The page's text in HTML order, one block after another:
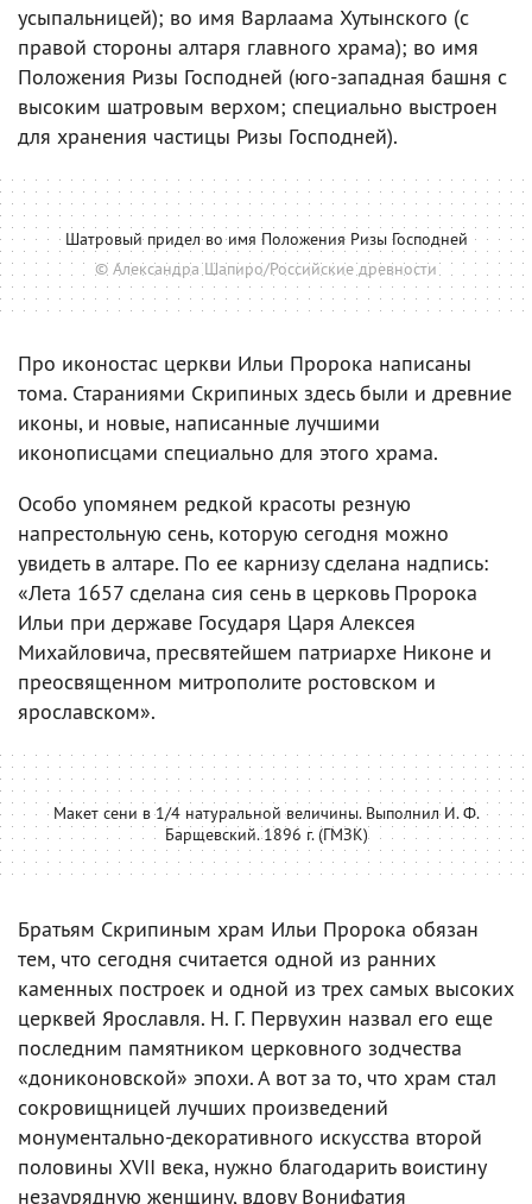
усыпальницей); во имя Варлаама Хутынского (с
правой стороны алтаря главного храма); во имя
Положения Ризы Господней (юго-западная башня с
высоким шатровым верхом; специально выстроен
для хранения частицы Ризы Господней).
Шатровый придел во имя Положения Ризы Господней
© Александра Шапиро/Российские древности
Про иконостас церкви Ильи Пророка написаны
тома. Стараниями Скрипиных здесь были и древние
иконы, и новые, написанные лучшими
иконописцами специально для этого храма.
Особо упомянем редкой красоты резную
напрестольную сень, которую сегодня можно
увидеть в алтаре. По ее карнизу сделана надпись:
«Лета 1657 сделана сия сень в церковь Пророка
Ильи при державе Государя Царя Алексея
Михайловича, пресвятейшем патриархе Никоне и
преосвященном митрополите ростовском и
ярославском».
Макет сени в 1/4 натуральной величины. Выполнил И. Ф.
Барщевский. 1896 г. (ГМЗК)
Братьям Скрипиным храм Ильи Пророка обязан
тем, что сегодня считается одной из ранних
каменных построек и одной из трех самых высоких
церквей Ярославля. Н. Г. Первухин назвал его еще
последним памятником церковного зодчества
«дониконовской» эпохи. А вот за то, что храм стал
сокровищницей лучших произведений
монументально-декоративного искусства второй
половины XVII века, нужно благодарить воистину
незаурядную женщину, вдову Вонифатия